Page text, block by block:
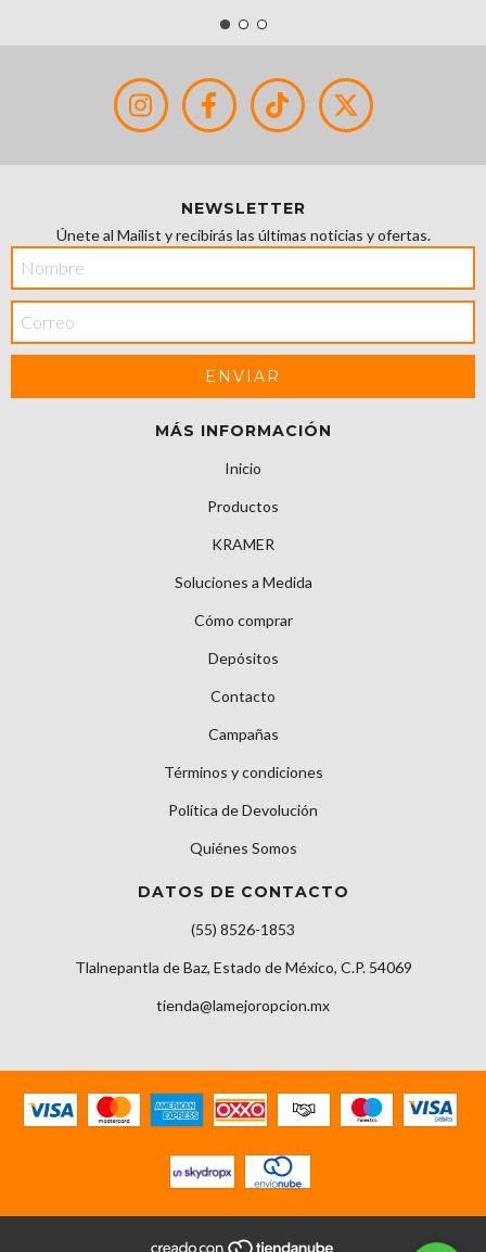
NEWSLETTER
Únete al Mailist y recibirás las últimas noticias y ofertas.
MÁS INFORMACIÓN
Inicio
Productos
KRAMER
Soluciones a Medida
Cómo comprar
Depósitos
Contacto
Campañas
Términos y condiciones
Política de Devolución
Quiénes Somos
DATOS DE CONTACTO
(55) 8526-1853
Tlalnepantla de Baz, Estado de México, C.P. 54069
tienda@lamejoropcion.mx